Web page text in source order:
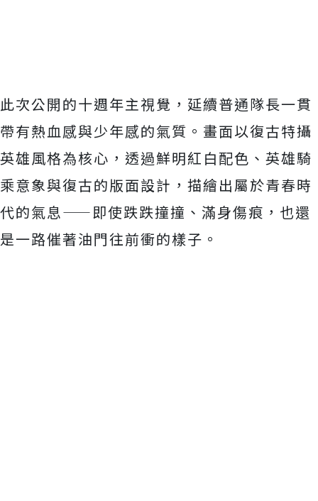
此次公開的十週年主視覺， 延續普通隊長一貫
帶有熱血感與少年感的氣質。 畫面以復古特攝
英雄風格為核心，透過鮮明紅白配色、 英雄騎
乘意象與復古的版面設計，描繪出屬於青春時
代的氣息——即使跌跌撞撞、滿身傷痕，也還
是一路催著油門往前衝的樣子。